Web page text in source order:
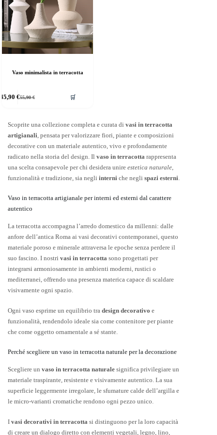
Vaso minimalista in terracotta
55,90€
Il
era:
45,90€
Il
è:
🛒
Scoprite una collezione completa e curata di vasi in terracotta
artigianali , pensata per valorizzare fiori, piante e composizioni
decorative con un materiale autentico, vivo e profondamente
radicato nella storia del design. Il vaso in terracotta rappresenta
una scelta consapevole per chi desidera unire estetica naturale
funzionalità e tradizione, sia negli interni che negli spazi esterni
Vaso in terracotta artigianale per interni ed esterni dal carattere
autentico
La terracotta accompagna l’arredo domestico da millenni: dalle
anfore dell’antica Roma ai vasi decorativi contemporanei, questo
materiale poroso e minerale attraversa le epoche senza perdere il
suo fascino. I nostri vasi in terracotta sono progettati per
integrarsi armoniosamente in ambienti moderni, rustici o
mediterranei, offrendo una presenza materica capace di scaldare
visivamente ogni spazio.
Ogni vaso esprime un equilibrio tra design decorativo e
funzionalità, rendendolo ideale sia come contenitore per piante
che come oggetto ornamentale a sé stante.
Perché scegliere un vaso in terracotta naturale per la decorazione
Scegliere un vaso in terracotta naturale significa privilegiare un
materiale traspirante, resistente e visivamente autentico. La sua
superficie leggermente irregolare, le sfumature calde dell’argilla e
le micro-varianti cromatiche rendono ogni pezzo unico.
I vasi decorativi in terracotta si distinguono per la loro capacità
di creare un dialogo diretto con elementi vegetali, legno, lino,